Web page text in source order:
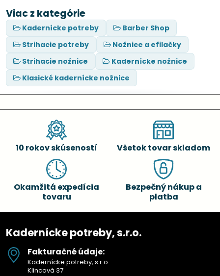
Viac z kategórie
Kadernícke potreby
Barber Shop
Strihacie potreby
Nožnice a efilačky
Strihacie nožnice
Kadernícke nožnice
Klasické kadernícke nožnice
10 rokov skúseností Všetok tovar skladom
Okamžitá expedícia
tovaru
Bezpečný nákup a
platba
Kadernícke potreby, s.r.o.
Fakturačné údaje:
Kadernícke potreby, s.r.o.
Klincová 37